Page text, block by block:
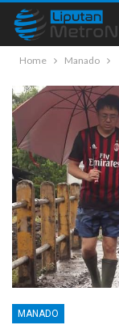
Home Manado
MANADO